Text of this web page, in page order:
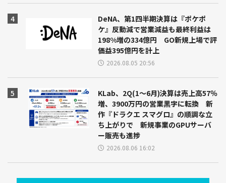
DeNA、第1四半期決算は『ポケポ
ケ』反動減で営業減益も最終利益は
198%増の334億円 GO新規上場で評
価益395億円を計上
2026.08.05 20:56
KLab、2Q(1～6月)決算は売上高57％
増、3900万円の営業黒字に転換 新
作『ドラクエ スマグロ』の順調な立
ち上がりで 新規事業のGPUサーバ
ー販売も進捗
2026.08.06 16:02